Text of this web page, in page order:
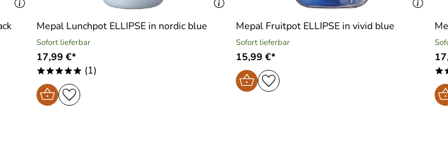
Mepal Lunchpot ELLIPSE in nordic blue
Sofort lieferbar
17,99 €*
***** (1)
Mepal Fruitpot ELLIPSE in vivid blue
Sofort lieferbar
15,99 €*